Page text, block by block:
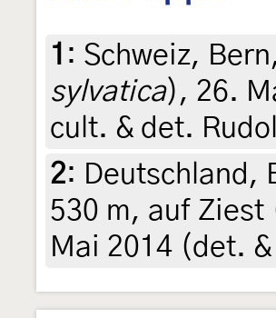
1 : Schweiz,
sylvatica), 26.
cult. & det.
2: Deutschland,
530 m, auf
Mai 2014 (det.